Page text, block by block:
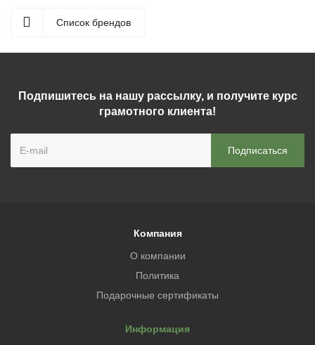
Список брендов
Подпишитесь на нашу рассылку, и получите курс
грамотного клиента!
Компания
О компании
Политика
Подарочные сертификаты
Информация